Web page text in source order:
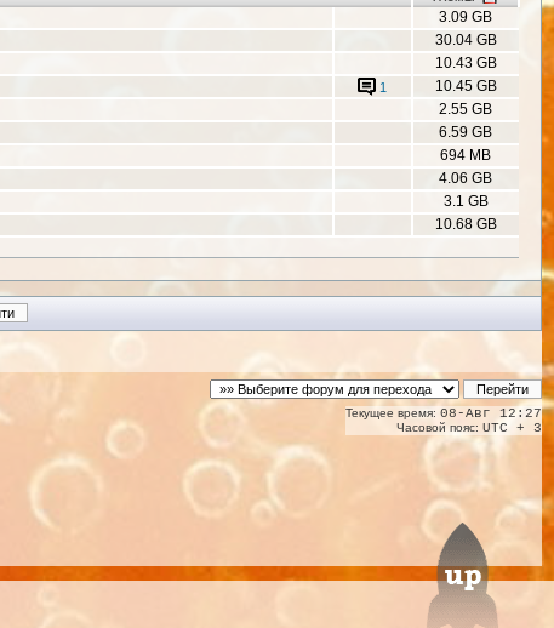
3.09 GB
30.04 GB
10.43 GB
1
10.45 GB
2.55 GB
6.59 GB
694 MB
4.06 GB
3.1 GB
10.68 GB
Текущее время: 08-Авг 12:27
Часовой пояс: UTC + 3